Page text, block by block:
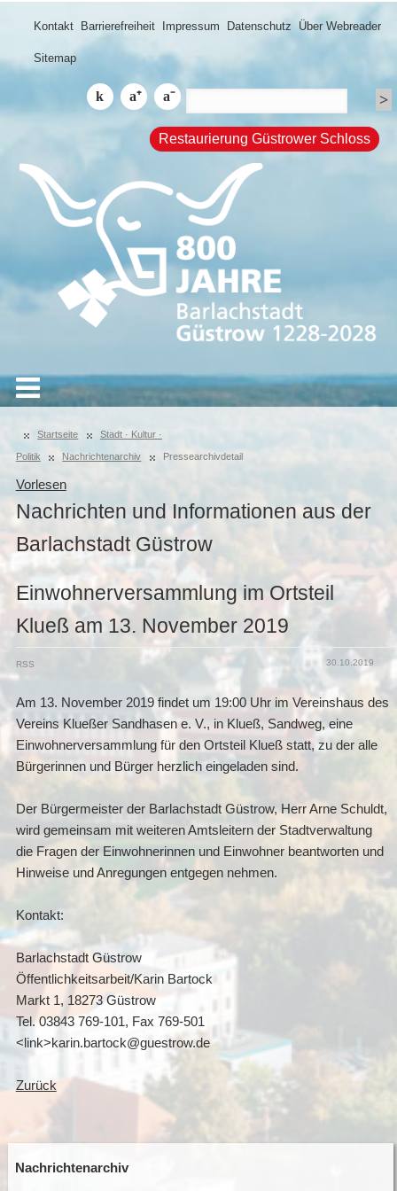
Kontakt Barrierefreiheit Impressum Datenschutz Über Webreader
Sitemap
Restaurierung Güstrower Schloss
Startseite Stadt · Kultur ·
Politik Nachrichtenarchiv Pressearchivdetail
Vorlesen
Nachrichten und Informationen aus der
Barlachstadt Güstrow
Einwohnerversammlung im Ortsteil
Klueß am 13. November 2019
30.10.2019
RSS
Am 13. November 2019 findet um 19:00 Uhr im Vereinshaus des
Vereins Klueßer Sandhasen e. V., in Klueß, Sandweg, eine
Einwohnerversammlung für den Ortsteil Klueß statt, zu der alle
Bürgerinnen und Bürger herzlich eingeladen sind.
Der Bürgermeister der Barlachstadt Güstrow, Herr Arne Schuldt,
wird gemeinsam mit weiteren Amtsleitern der Stadtverwaltung
die Fragen der Einwohnerinnen und Einwohner beantworten und
Hinweise und Anregungen entgegen nehmen.
Kontakt:
Barlachstadt Güstrow
Öffentlichkeitsarbeit/Karin Bartock
Markt 1, 18273 Güstrow
Tel. 03843 769-101, Fax 769-501
<link>karin.bartock@guestrow.de
Zurück
Nachrichtenarchiv